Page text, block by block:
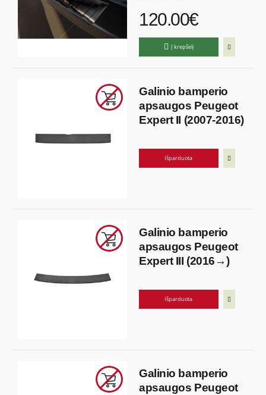
120.00€
Į krepšelį
Galinio bamperio
apsaugos Peugeot
Expert II (2007-2016)
Išparduota
Galinio bamperio
apsaugos Peugeot
Expert III (2016→)
Išparduota
Galinio bamperio
apsaugos Peugeot